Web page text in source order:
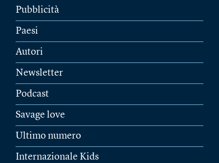
Pubblicità
Paesi
Autori
Newsletter
Podcast
Savage love
Ultimo numero
Internazionale Kids